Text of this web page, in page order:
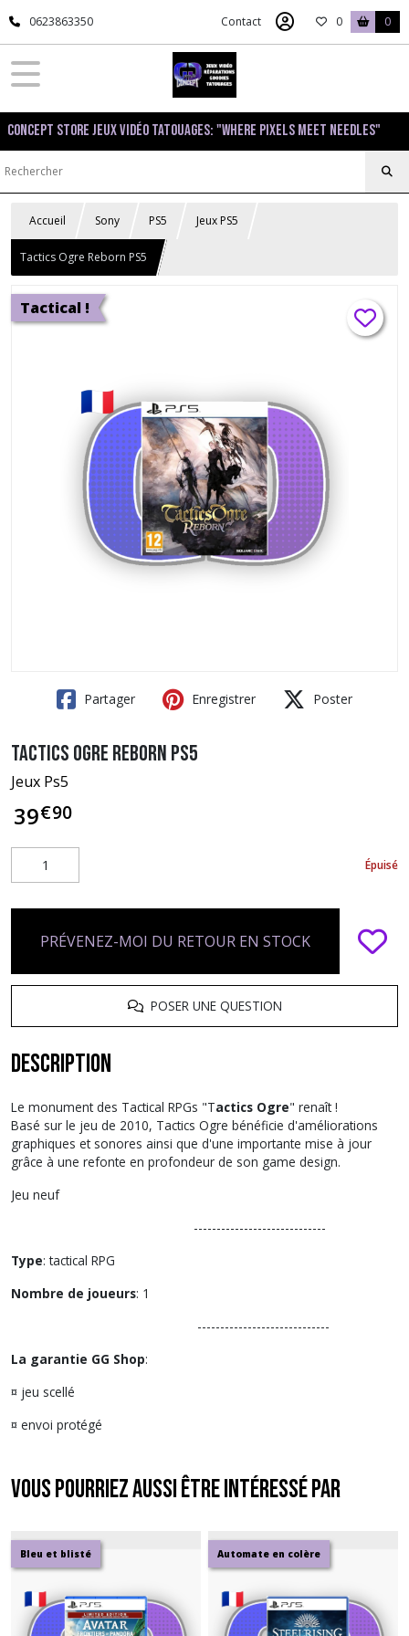
0623863350 Contact 0 0
Concept Store Jeux Vidéo Tatouages: "Where pixels meet needles"
Accueil Sony PS5 Jeux PS5
Tactics Ogre Reborn PS5
Tactical !
Partager Enregistrer Poster
Tactics Ogre Reborn PS5
Jeux Ps5
39€90
Épuisé
PRÉVENEZ-MOI DU RETOUR EN STOCK
POSER UNE QUESTION
Description
Le monument des Tactical RPGs "Tactics Ogre" renaît !
Basé sur le jeu de 2010, Tactics Ogre bénéficie d'améliorations
graphiques et sonores ainsi que d'une importante mise à jour
grâce à une refonte en profondeur de son game design.
Jeu neuf
-----------------------------
Type: tactical RPG
Nombre de joueurs: 1
-----------------------------
La garantie GG Shop:
¤ jeu scellé
¤ envoi protégé
Vous pourriez aussi être intéressé par
Bleu et blisté Automate en colère